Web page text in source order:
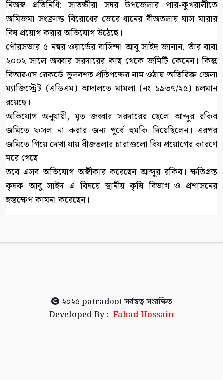
নিজস্ব প্রতিনিধি: সাতক্ষীরা সদর উপজেলার পার-কুখরালীতে
জমিজমা সংক্রান্ত বিরোধের জেরে ধানের বীজতলায় ঘাস মারার
বিষ প্রয়োগ করার অভিযোগ উঠেছে।
পৌরসভার ৫ নম্বর ওয়ার্ডের বাসিন্দা আবু সাইদ জানান, তাঁর বাবা
২০০২ সালে জব্বার সরদারের কাছ থেকে জমিটি কেনেন। কিন্তু
বিআরএস রেকর্ডে ভুলবশত প্রতিপক্ষের নাম ওঠায় অতিরিক্ত জেলা
ম্যাজিস্ট্রেট (এডিএম) আদালতে মামলা (নং ১৯৩৭/২৫) চলমান
রয়েছে।
অভিযোগ অনুযায়ী, মৃত জব্বার সরদারের ছেলে আব্দুর রকিব
জমিতে ফসল না করার জন্য পূর্বে হুমকি দিয়েছিলেন। এরপর
জমিতে গিয়ে দেখা যায় বীজতলার চারাগুলো বিষ প্রয়োগের কারণে
মরে গেছে।
তবে এসব অভিযোগ অস্বীকার করেছেন আব্দুর রকিব। ক্ষতিগ্রস্ত
কৃষক আবু সাইদ এ বিষয়ে স্থানীয় কৃষি বিভাগ ও প্রশাসনের
হস্তক্ষেপ কামনা করেছেন।
২০২৫ patradootসর্বস্বত্ব সংরক্ষিত
Developed By : Fahad Hossain